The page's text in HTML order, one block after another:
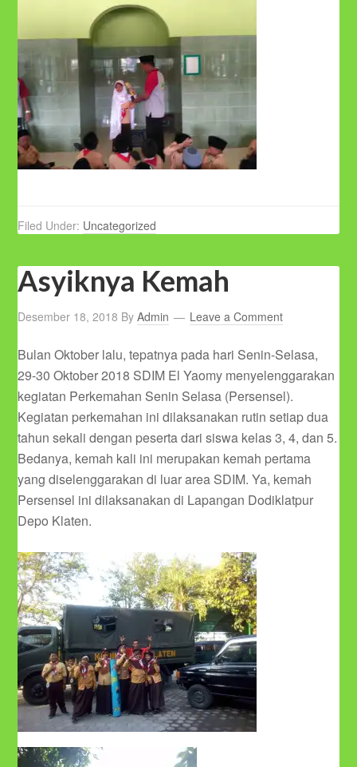
Filed Under: Uncategorized
Asyiknya Kemah
Desember 18, 2018 ByAdmin Leave a Comment
Bulan Oktober lalu, tepatnya pada hari Senin-Selasa,
29-30 Oktober 2018 SDIM El Yaomy menyelenggarakan
kegiatan Perkemahan Senin Selasa (Persensel).
Kegiatan perkemahan ini dilaksanakan rutin setiap dua
tahun sekali dengan peserta dari siswa kelas 3, 4, dan 5.
Bedanya, kemah kali ini merupakan kemah pertama
yang diselenggarakan di luar area SDIM. Ya, kemah
Persensel ini dilaksanakan di Lapangan Dodiklatpur
Depo Klaten.